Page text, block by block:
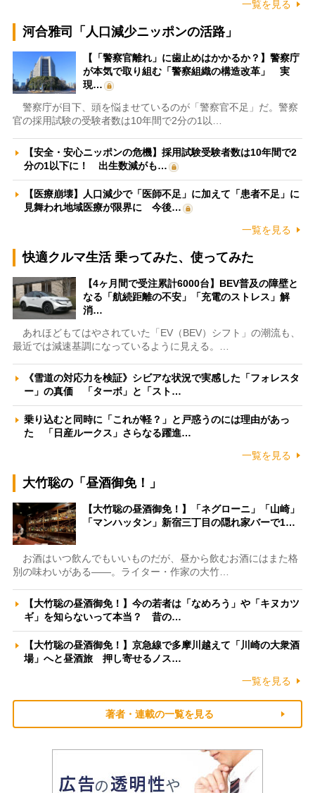
一覧を見る
河合雅司「人口減少ニッポンの活路」
【「警察官離れ」に歯止めはかかるか？】警察庁
が本気で取り組む「警察組織の構造改革」 実
現…
警察庁が目下、頭を悩ませているのが「警察官不足」だ。警察
官の採用試験の受験者数は10年間で2分の1以…
【安全・安心ニッポンの危機】採用試験受験者数は10年間で2
分の1以下に！ 出生数減がも…
【医療崩壊】人口減少で「医師不足」に加えて「患者不足」に
見舞われ地域医療が限界に 今後…
一覧を見る
快適クルマ生活 乗ってみた、使ってみた
【4ヶ月間で受注累計6000台】BEV普及の障壁と
なる「航続距離の不安」「充電のストレス」解
消…
あれほどもてはやされていた「EV（BEV）シフト」の潮流も、
最近では減速基調になっているように見える。…
《雪道の対応力を検証》シビアな状況で実感した「フォレスタ
ー」の真価 「ターボ」と「スト…
乗り込むと同時に「これが軽？」と戸惑うのには理由があっ
た 「日産ルークス」さらなる躍進…
一覧を見る
大竹聡の「昼酒御免！」
【大竹聡の昼酒御免！】「ネグローニ」「山崎」
「マンハッタン」新宿三丁目の隠れ家バーで1…
お酒はいつ飲んでもいいものだが、昼から飲むお酒にはまた格
別の味わいがある――。ライター・作家の大竹…
【大竹聡の昼酒御免！】今の若者は「なめろう」や「キヌカツ
ギ」を知らないって本当？ 昔の…
【大竹聡の昼酒御免！】京急線で多摩川越えて「川崎の大衆酒
場」へと昼酒旅 押し寄せるノス…
一覧を見る
著者・連載の一覧を見る